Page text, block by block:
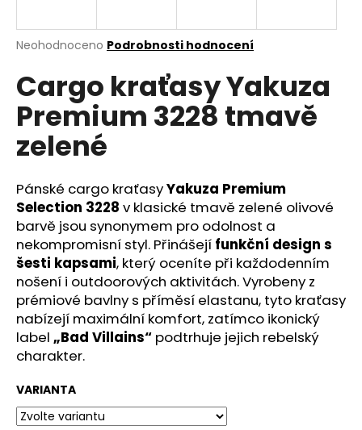
Průměrné
produktu
je
0,0
5
hvězdiček.
Neohodnoceno Podrobnosti hodnocení
Cargo kraťasy Yakuza
Premium 3228 tmavě
zelené
Pánské cargo kraťasyYakuza Premium
Selection 3228 v klasické tmavě zelené olivové
barvě jsou synonymem pro odolnost a
nekompromisní styl. Přinášejí funkční design s
šesti kapsami, který oceníte při každodenním
nošení i outdoorových aktivitách. Vyrobeny z
prémiové bavlny s příměsí elastanu, tyto kraťasy
nabízejí maximální komfort, zatímco ikonický
label „Bad Villains“ podtrhuje jejich rebelský
charakter.
VARIANTA
j
t
?
HLEDAT
D
o
p
o
r
u
č
u
j
e